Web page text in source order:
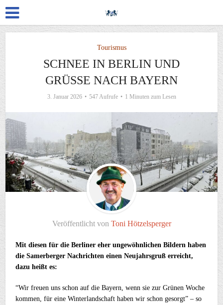
Tourismus
SCHNEE IN BERLIN UND
GRÜSSE NACH BAYERN
3. Januar 2026 547 Aufrufe 1 Minuten zum Lesen
Veröffentlicht von Toni Hötzelsperger
Mit diesen für die Berliner eher ungewöhnlichen Bildern haben
die Samerberger Nachrichten einen Neujahrsgruß erreicht,
dazu heißt es:
“Wir freuen uns schon auf die Bayern, wenn sie zur Grünen Woche
kommen, für eine Winterlandschaft haben wir schon gesorgt” – so